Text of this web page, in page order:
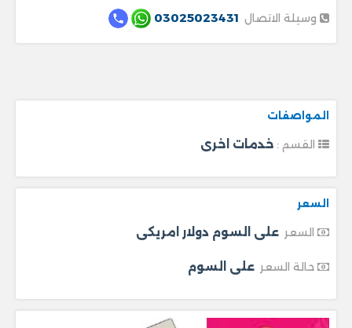
وسيلة الاتصال 03025023431
المواصفات
خدمات اخرى
السعر
السعر على السوم دولار امريكى
حالة السعر على السوم